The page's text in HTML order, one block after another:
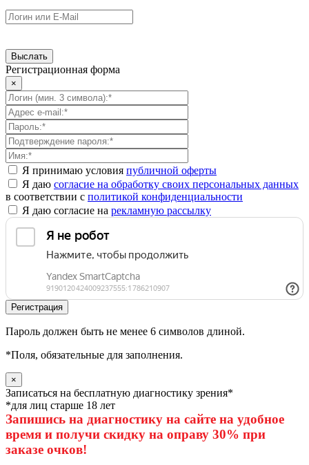
Регистрационная форма
×
Я принимаю условия публичной оферты
Я даю согласие на обработку своих персональных данных
в соответствии с политикой конфиденциальности
Я даю согласие на рекламную рассылку
Пароль должен быть не менее 6 символов длиной.
*Поля, обязательные для заполнения.
×
Записаться на бесплатную диагностику зрения*
*для лиц старше 18 лет
Запишись на диагностику на сайте на удобное
время и получи скидку на оправу 30% при
заказе очков!